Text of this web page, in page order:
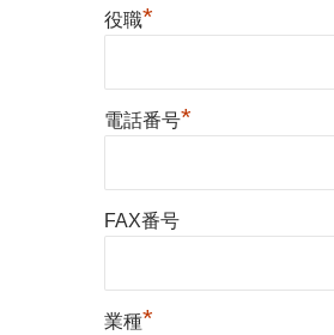
役職*
電話番号*
FAX番号
業種*